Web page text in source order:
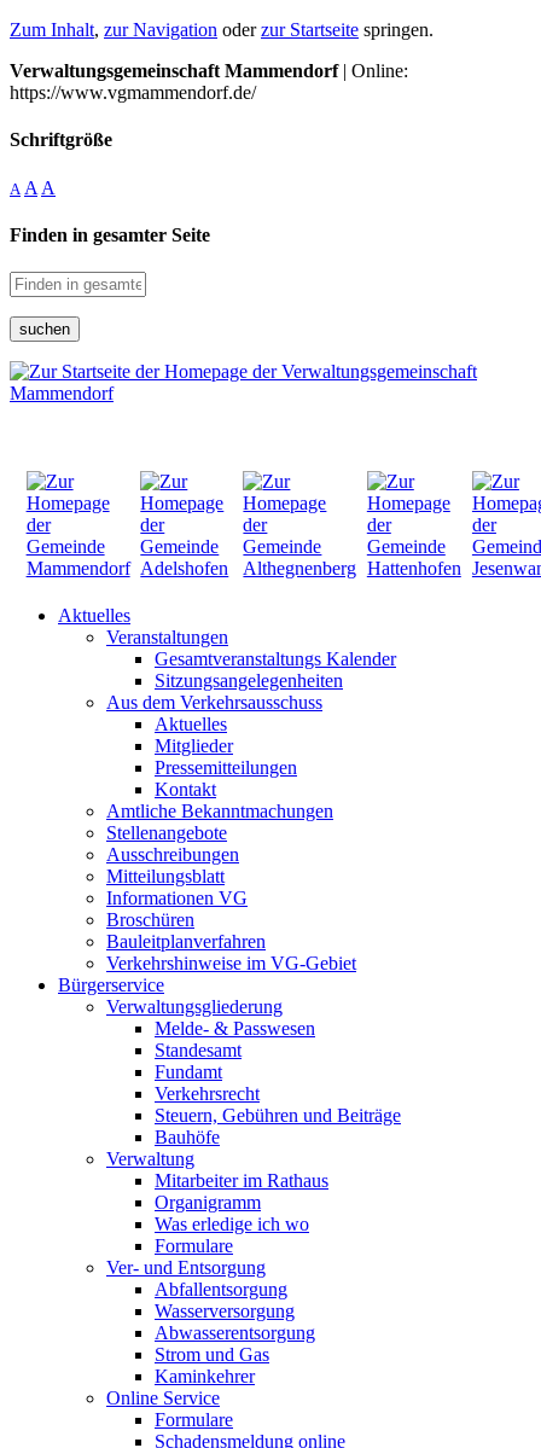
Zum Inhalt, zur Navigation oderzur Startseite springen.
Verwaltungsgemeinschaft Mammendorf| Online:
https://www.vgmammendorf.de/
Schriftgröße
A A A
Finden in gesamter Seite
suchen
Aktuelles
Veranstaltungen
Gesamtveranstaltungs Kalender
Sitzungsangelegenheiten
Aus dem Verkehrsausschuss
Aktuelles
Mitglieder
Pressemitteilungen
Kontakt
Amtliche Bekanntmachungen
Stellenangebote
Ausschreibungen
Mitteilungsblatt
Informationen VG
Broschüren
Bauleitplanverfahren
Verkehrshinweise im VG-Gebiet
Bürgerservice
Verwaltungsgliederung
Melde- & Passwesen
Standesamt
Fundamt
Verkehrsrecht
Steuern, Gebühren und Beiträge
Bauhöfe
Verwaltung
Mitarbeiter im Rathaus
Organigramm
Was erledige ich wo
Formulare
Ver- und Entsorgung
Abfallentsorgung
Wasserversorgung
Abwasserentsorgung
Strom und Gas
Kaminkehrer
Online Service
Formulare
Schadensmeldung online